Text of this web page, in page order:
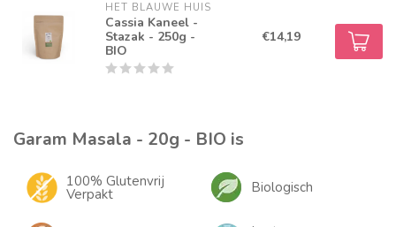
HET BLAUWE HUIS
Cassia Kaneel -
Stazak - 250g -
BIO
€14,19
Garam Masala - 20g - BIO is
100% Glutenvrij
Verpakt Biologisch